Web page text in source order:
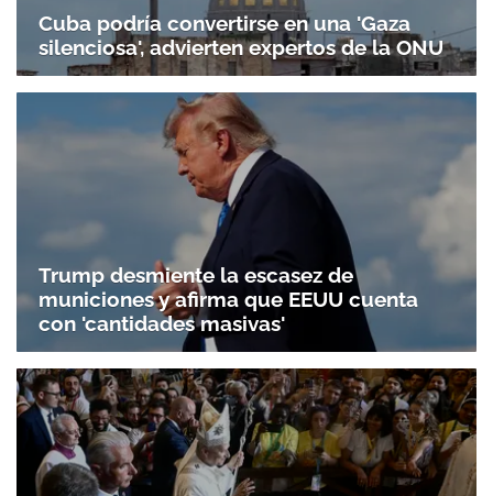
Cuba podría convertirse en una 'Gaza
silenciosa', advierten expertos de la ONU
Trump desmiente la escasez de
municiones y afirma que EEUU cuenta
con 'cantidades masivas'